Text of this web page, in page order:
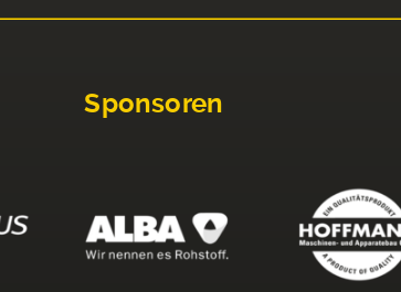
Sponsoren